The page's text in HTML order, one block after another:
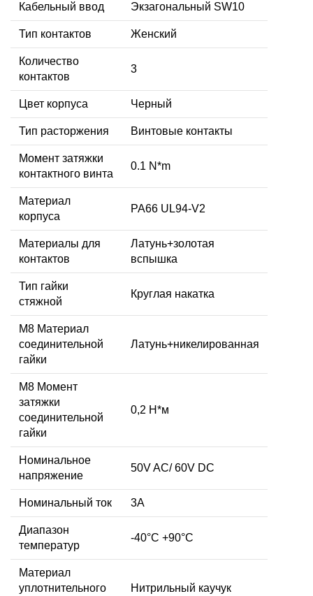
Кабельный ввод Экзагональный SW10
Тип контактов Женский
Количество
контактов
3
Цвет корпуса Черный
Тип расторжения Винтовые контакты
Момент затяжки
контактного винта
0.1 N*m
Материал
корпуса
PA66 UL94-V2
Материалы для
контактов
Латунь+золотая
вспышка
Тип гайки
стяжной
Круглая накатка
М8 Материал
соединительной
гайки
Латунь+никелированная
M8 Момент
затяжки
соединительной
гайки
0,2 Н*м
Номинальное
напряжение
50V AC/ 60V DC
Номинальный ток 3А
Диапазон
температур
-40°C +90°C
Материал
уплотнительного
Нитрильный каучук